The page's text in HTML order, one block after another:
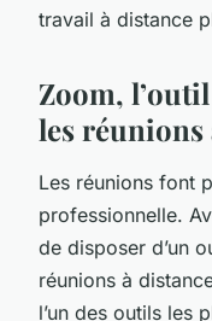
travail à distance
Zoom,
les réunions
Les réunions font
professionnelle.
de disposer d’un
réunions à
l’un des outils les